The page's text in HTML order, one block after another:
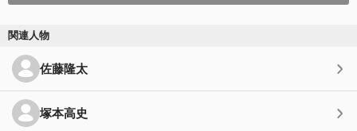
関連人物
佐藤隆太
塚本高史